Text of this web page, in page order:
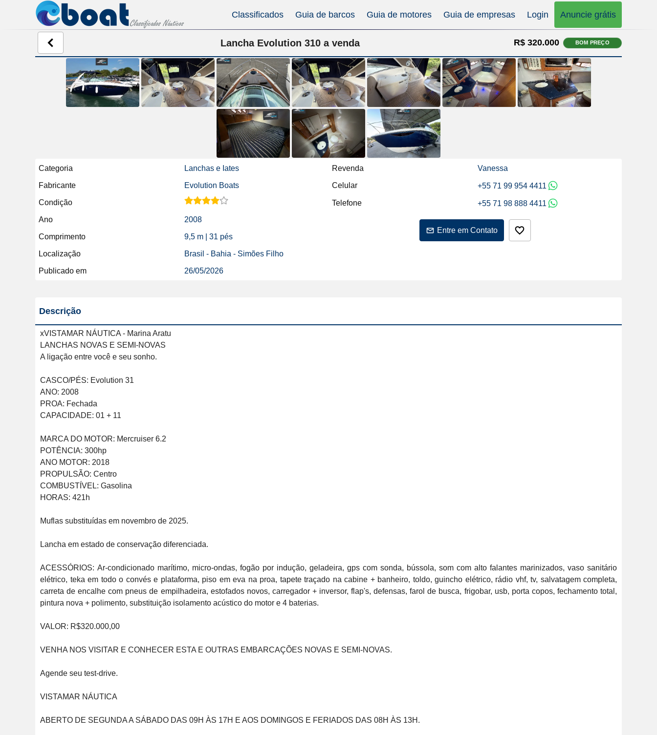
Classificados Guia de barcos Guia de motores Guia de empresas Login Anuncie grátis
Lancha Evolution 310 a venda R$ 320.000 BOM PREÇO
Categoria Lanchas e Iates
Fabricante Evolution Boats
Condição
Ano 2008
Comprimento 9,5 m | 31 pés
Localização Brasil - Bahia - Simões Filho
Publicado em 26/05/2026
Revenda Vanessa
Celular +55 71 99 954 4411
Telefone +55 71 98 888 4411
Entre em Contato
Descrição
xVISTAMAR NÁUTICA - Marina Aratu
LANCHAS NOVAS E SEMI-NOVAS
A ligação entre você e seu sonho.
CASCO/PÉS: Evolution 31
ANO: 2008
PROA: Fechada
CAPACIDADE: 01 + 11
MARCA DO MOTOR: Mercruiser 6.2
POTÊNCIA: 300hp
ANO MOTOR: 2018
PROPULSÃO: Centro
COMBUSTÍVEL: Gasolina
HORAS: 421h
Muflas substituídas em novembro de 2025.
Lancha em estado de conservação diferenciada.
ACESSÓRIOS: Ar-condicionado marítimo, micro-ondas, fogão por indução, geladeira, gps com sonda, bússola, som com alto falantes marinizados, vaso sanitário
elétrico, teka em todo o convés e plataforma, piso em eva na proa, tapete traçado na cabine + banheiro, toldo, guincho elétrico, rádio vhf, tv, salvatagem completa,
carreta de encalhe com pneus de empilhadeira, estofados novos, carregador + inversor, flap's, defensas, farol de busca, frigobar, usb, porta copos, fechamento total,
pintura nova + polimento, substituição isolamento acústico do motor e 4 baterias.
VALOR: R$320.000,00
VENHA NOS VISITAR E CONHECER ESTA E OUTRAS EMBARCAÇÕES NOVAS E SEMI-NOVAS.
Agende seu test-drive.
VISTAMAR NÁUTICA
ABERTO DE SEGUNDA A SÁBADO DAS 09H ÀS 17H E AOS DOMINGOS E FERIADOS DAS 08H ÀS 13H.